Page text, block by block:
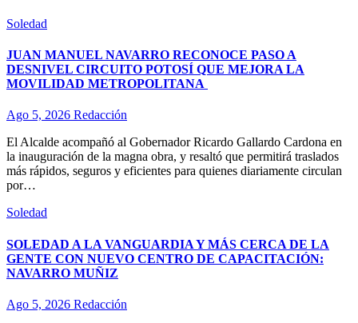
Soledad
JUAN MANUEL NAVARRO RECONOCE PASO A
DESNIVEL CIRCUITO POTOSÍ QUE MEJORA LA
MOVILIDAD METROPOLITANA
Ago 5, 2026 Redacción
El Alcalde acompañó al Gobernador Ricardo Gallardo Cardona en
la inauguración de la magna obra, y resaltó que permitirá traslados
más rápidos, seguros y eficientes para quienes diariamente circulan
por…
Soledad
SOLEDAD A LA VANGUARDIA Y MÁS CERCA DE LA
GENTE CON NUEVO CENTRO DE CAPACITACIÓN:
NAVARRO MUÑIZ
Ago 5, 2026 Redacción